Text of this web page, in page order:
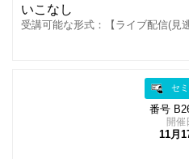
いこなし
受講可能な形式：【ライブ配信(見
セ
番号
開催
11月